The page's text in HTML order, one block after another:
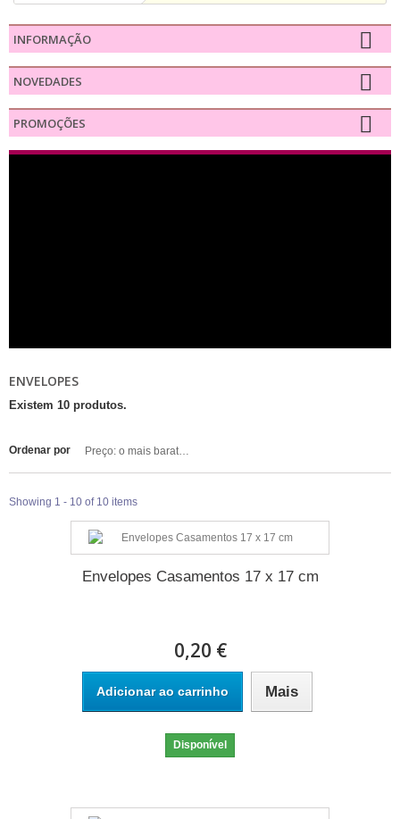
INFORMAÇÃO
NOVEDADES
PROMOÇÕES
ENVELOPES
Existem 10 produtos.
Ordenar por Preço: o mais barato primeiro
Showing 1 - 10 of 10 items
Envelopes Casamentos 17 x 17 cm
0,20 €
Adicionar ao carrinho Mais
Disponível